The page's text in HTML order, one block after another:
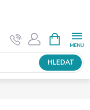
HLEDAT
NÁKUPNÍ
KOŠÍK